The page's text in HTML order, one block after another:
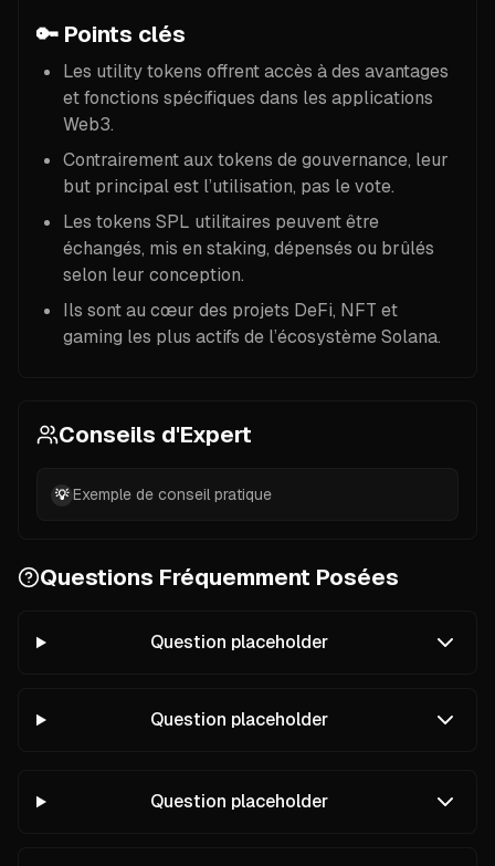
🔑 Points clés
Les utility tokens offrent accès à des avantages
et fonctions spécifiques dans les applications
Web3.
Contrairement aux tokens de gouvernance, leur
but principal est l’utilisation, pas le vote.
Les tokens SPL utilitaires peuvent être
échangés, mis en staking, dépensés ou brûlés
selon leur conception.
Ils sont au cœur des projets DeFi, NFT et
gaming les plus actifs de l’écosystème Solana.
Conseils d'Expert
💡 Exemple de conseil pratique
Questions Fréquemment Posées
Question placeholder
Question placeholder
Question placeholder